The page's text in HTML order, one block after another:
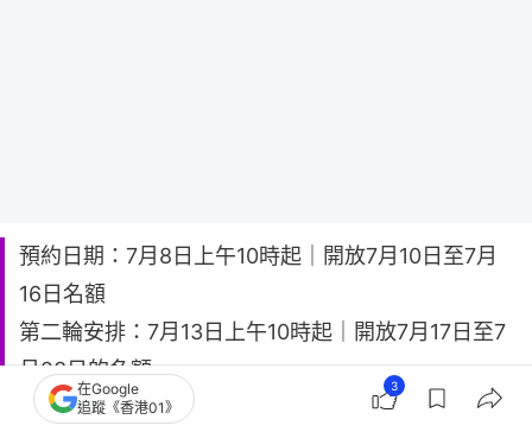
預約日期：7月8日上午10時起｜開放7月10日至7月
16日名額
第二輪安排：7月13日上午10時起｜開放7月17日至7
月23日的名額
第三輪安排：7月20日上午10時起｜開放7月24日至7
在Google
追蹤《香港01》
3